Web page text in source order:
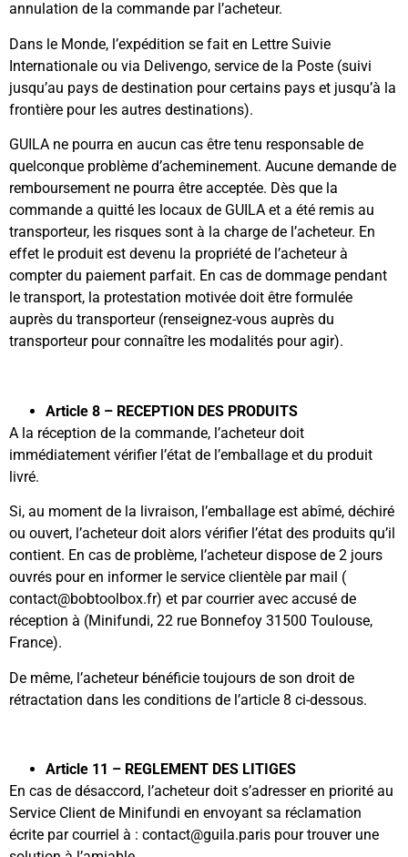
annulation de la commande par l’acheteur.
Dans le Monde, l’expédition se fait en Lettre Suivie
Internationale ou via Delivengo, service de la Poste (suivi
jusqu’au pays de destination pour certains pays et jusqu’à la
frontière pour les autres destinations).
GUILA ne pourra en aucun cas être tenu responsable de
quelconque problème d’acheminement. Aucune demande de
remboursement ne pourra être acceptée. Dès que la
commande a quitté les locaux de GUILA et a été remis au
transporteur, les risques sont à la charge de l’acheteur. En
effet le produit est devenu la propriété de l’acheteur à
compter du paiement parfait. En cas de dommage pendant
le transport, la protestation motivée doit être formulée
auprès du transporteur (renseignez-vous auprès du
transporteur pour connaître les modalités pour agir).
Article 8 – RECEPTION DES PRODUITS
A la réception de la commande, l’acheteur doit
immédiatement vérifier l’état de l’emballage et du produit
livré.
Si, au moment de la livraison, l’emballage est abîmé, déchiré
ou ouvert, l’acheteur doit alors vérifier l’état des produits qu’il
contient. En cas de problème, l’acheteur dispose de 2 jours
ouvrés pour en informer le service clientèle par mail (
contact@bobtoolbox.fr) et par courrier avec accusé de
réception à (Minifundi, 22 rue Bonnefoy 31500 Toulouse,
France).
De même, l’acheteur bénéficie toujours de son droit de
rétractation dans les conditions de l’article 8 ci-dessous.
Article 11 – REGLEMENT DES LITIGES
En cas de désaccord, l’acheteur doit s’adresser en priorité au
Service Client de Minifundi en envoyant sa réclamation
écrite par courriel à : contact@guila.paris pour trouver une